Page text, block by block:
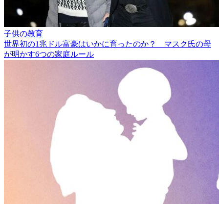
子供の教育
世界初の1兆ドル富豪はいかに育ったのか？ マスク氏の母
が明かす6つの家庭ルール